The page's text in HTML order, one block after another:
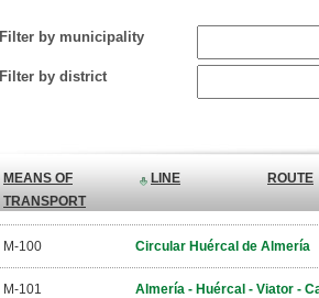
Filter by municipality
Filter by district
MEANS OF
TRANSPORT
LINE ROUTE
M-100 Circular Huércal de Almería
M-101 Almería - Huércal - Viator -